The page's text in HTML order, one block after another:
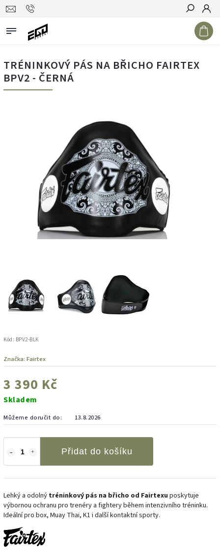
Hledat
TRÉNINKOVÝ PÁS NA BŘICHO FAIRTEX
BPV2 - ČERNÁ
Kód: BPV2-BLK
Značka: Fairtex
3 390 Kč
Skladem
Můžeme doručit do: 13.8.2026
Přidat do košíku
Lehký a odolný tréninkový pás na břicho od Fairtexu poskytuje
výbornou ochranu pro trenéry a fightery během intenzivního tréninku.
Ideální pro box, Muay Thai, K1 i další kontaktní sporty.